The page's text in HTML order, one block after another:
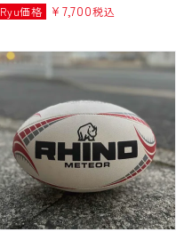
Ryu価格
¥ 7,700税込